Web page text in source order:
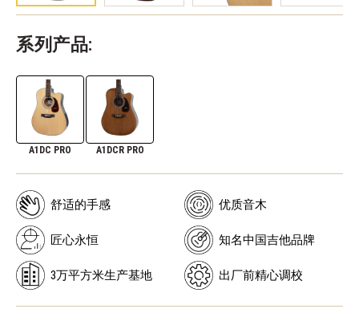
系列产品:
A1DC PRO A1DCR PRO
舒适的手感 优质音木
匠心永恒 知名中国吉他品牌
3万平方米生产基地 出厂前精心调校